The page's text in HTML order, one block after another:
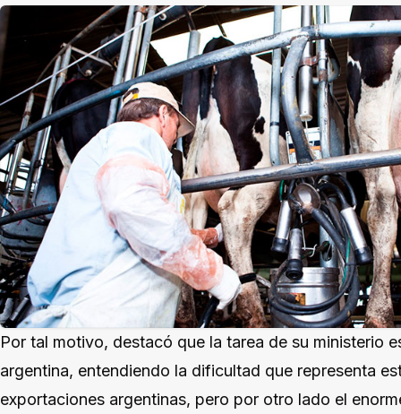
Por tal motivo, destacó que la tarea de su ministerio
argentina, entendiendo la dificultad que representa
exportaciones argentinas, pero por otro lado el